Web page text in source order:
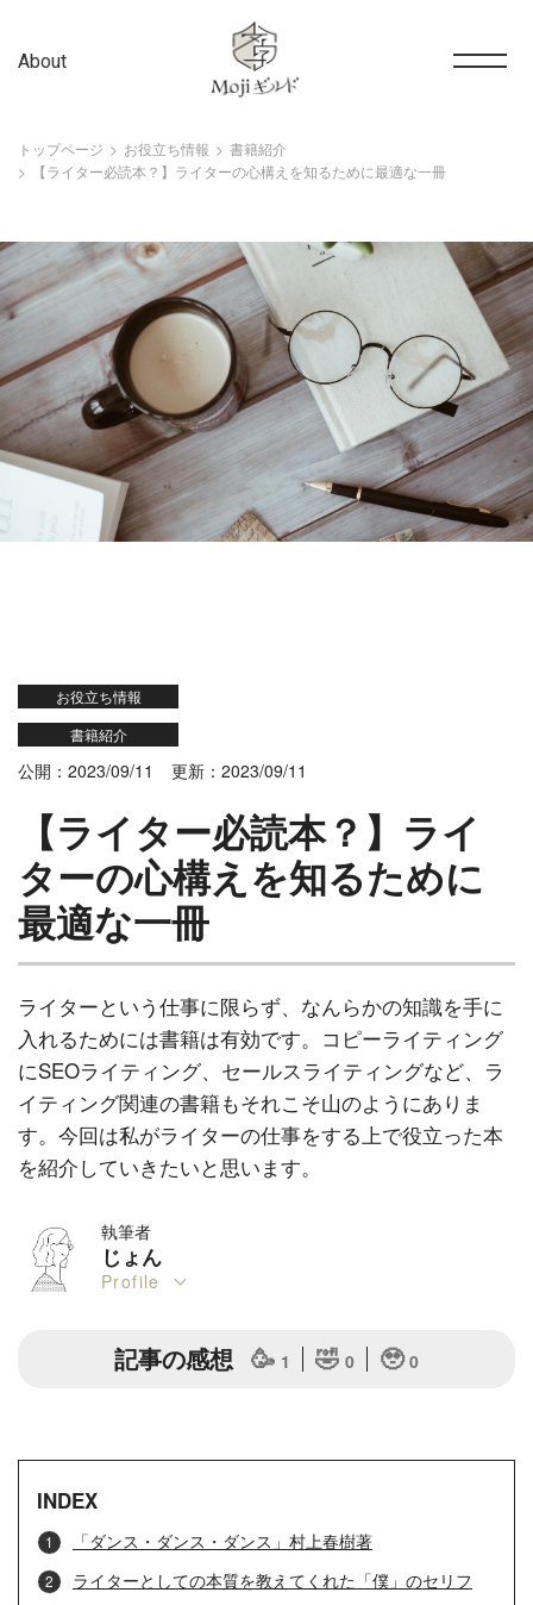
About
トップページ お役立ち情報
書籍紹介
【ライター必読本？】ライターの心構えを知るために最適な一冊
お役立ち情報
書籍紹介
公開：2023/09/11 更新：2023/09/11
【ライター必読本？】ライ
ターの心構えを知るために
最適な一冊
ライターという仕事に限らず、なんらかの知識を手に
入れるためには書籍は有効です。コピーライティング
にSEOライティング、セールスライティングなど、ラ
イティング関連の書籍もそれこそ山のようにありま
す。今回は私がライターの仕事をする上で役立った本
を紹介していきたいと思います。
執筆者
じょん
Profile
記事の感想 🥳 1 🤣 0 🥹 0
INDEX
「ダンス・ダンス・ダンス」村上春樹著
ライターとしての本質を教えてくれた「僕」のセリフ